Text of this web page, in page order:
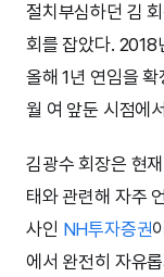
절치부심하던 김
회를 잡았다. 2018
올해 1년 연임을
월 여 앞둔 시점에
김광수 회장은 현
태와 관련해 자주
사인 NH투자증권
에서 완전히 자유